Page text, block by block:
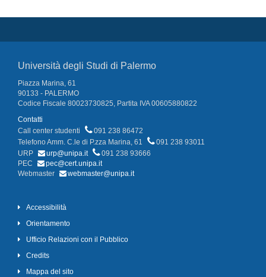
Università degli Studi di Palermo
Piazza Marina, 61
90133 - PALERMO
Codice Fiscale 80023730825, Partita IVA 00605880822
Contatti
Call center studenti
091 238 86472
Telefono Amm. C.le di P.zza Marina, 61
091 238 93011
URP
urp@unipa.it
091 238 93666
PEC
pec@cert.unipa.it
Webmaster
webmaster@unipa.it
Accessibilità
Orientamento
Ufficio Relazioni con il Pubblico
Credits
Mappa del sito